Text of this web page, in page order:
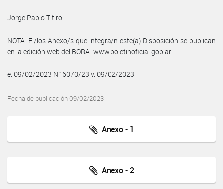
Jorge Pablo Titiro
NOTA: El/los Anexo/s que integra/n este(a) Disposición se publican
en la edición web del BORA -www.boletinoficial.gob.ar-
e. 09/02/2023 N° 6070/23 v. 09/02/2023
Fecha de publicación 09/02/2023
Anexo - 1
Anexo - 2